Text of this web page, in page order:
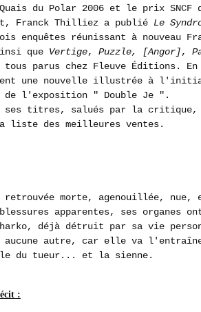
du Polar 2006 et le prix SNCF
Franck Thilliez a publié Le
enquêtes réunissant à nouveau
que Vertige, Puzzle, [Angor],
parus chez Fleuve Éditions.
une nouvelle illustrée à
de l'exposition " Double Je ".
ses titres, salués par la
liste des meilleures ventes.
retrouvée morte, agenouillée, nue,
apparentes, ses organes
déjà détruit par sa vie
aucune autre, car elle va
du tueur... et la sienne.
: